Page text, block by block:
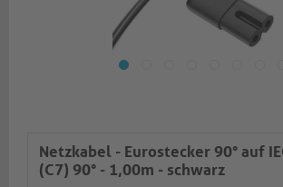
Netzkabel - Eurostecker 90° auf
(C7) 90° - 1,00m - schwarz